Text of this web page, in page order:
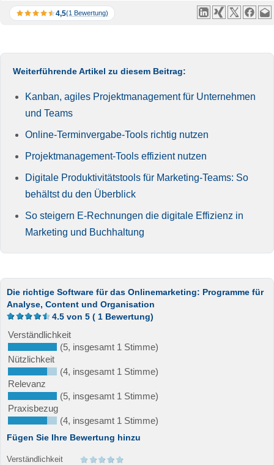
4,5(1 Bewertung)
Weiterführende Artikel zu diesem Beitrag:
Kanban, agiles Projektmanagement für Unternehmen
und Teams
Online-Terminvergabe-Tools richtig nutzen
Projektmanagement-Tools effizient nutzen
Digitale Produktivitätstools für Marketing-Teams: So
behältst du den Überblick
So steigern E-Rechnungen die digitale Effizienz in
Marketing und Buchhaltung
Die richtige Software für das Onlinemarketing: Programme für
Analyse, Content und Organisation
4.5 von 5 ( 1 Bewertung)
Verständlichkeit
(5, insgesamt 1 Stimme)
Nützlichkeit
(4, insgesamt 1 Stimme)
Relevanz
(5, insgesamt 1 Stimme)
Praxisbezug
(4, insgesamt 1 Stimme)
Fügen Sie Ihre Bewertung hinzu
Verständlichkeit